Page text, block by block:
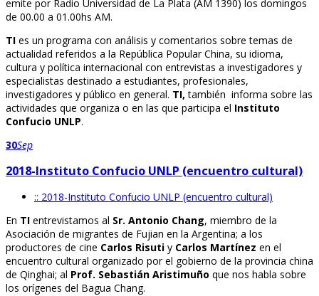
emite por Radio Universidad de La Plata (AM 1390) los domingos
de 00.00 a 01.00hs AM.
TI es un programa con análisis y comentarios sobre temas de
actualidad referidos a la República Popular China, su idioma,
cultura y política internacional con entrevistas a investigadores y
especialistas destinado a estudiantes, profesionales,
investigadores y público en general. TI, también informa sobre las
actividades que organiza o en las que participa el Instituto
Confucio UNLP.
30Sep
2018-Instituto Confucio UNLP (encuentro cultural)
:: 2018-Instituto Confucio UNLP (encuentro cultural)
En TI entrevistamos al Sr. Antonio Chang, miembro de la
Asociación de migrantes de Fujian en la Argentina; a los
productores de cine Carlos Risuti y Carlos Martínez en el
encuentro cultural organizado por el gobierno de la provincia china
de Qinghai; al Prof. Sebastián Aristimuño que nos habla sobre
los orígenes del Bagua Chang.